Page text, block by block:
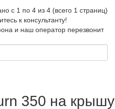
с 1 по 4 из 4 (всего 1 страниц)
к консультанту!
и наш оператор перезвонит
350 на крышу